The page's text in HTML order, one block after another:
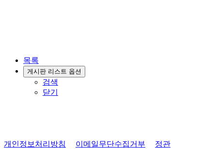
목록
게시판 리스트 옵션
검색
닫기
개인정보처리방침 이메일무단수집거부 정관